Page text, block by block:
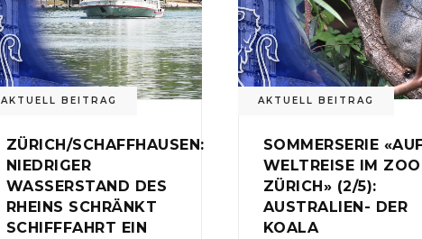
AKTUELL BEITRAG
ZÜRICH/SCHAFFHAUSEN:
NIEDRIGER
WASSERSTAND DES
RHEINS SCHRÄNKT
SCHIFFFAHRT EIN
AKTUELL BEITRAG
SOMMERSERIE
WELTREISE IM ZOO
ZÜRICH» (2/5):
AUSTRALIEN- DER
KOALA